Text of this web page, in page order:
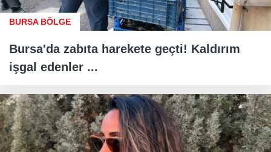
BURSA BÖLGE
Bursa'da zabıta harekete geçti! Kaldırım
işgal edenler ...